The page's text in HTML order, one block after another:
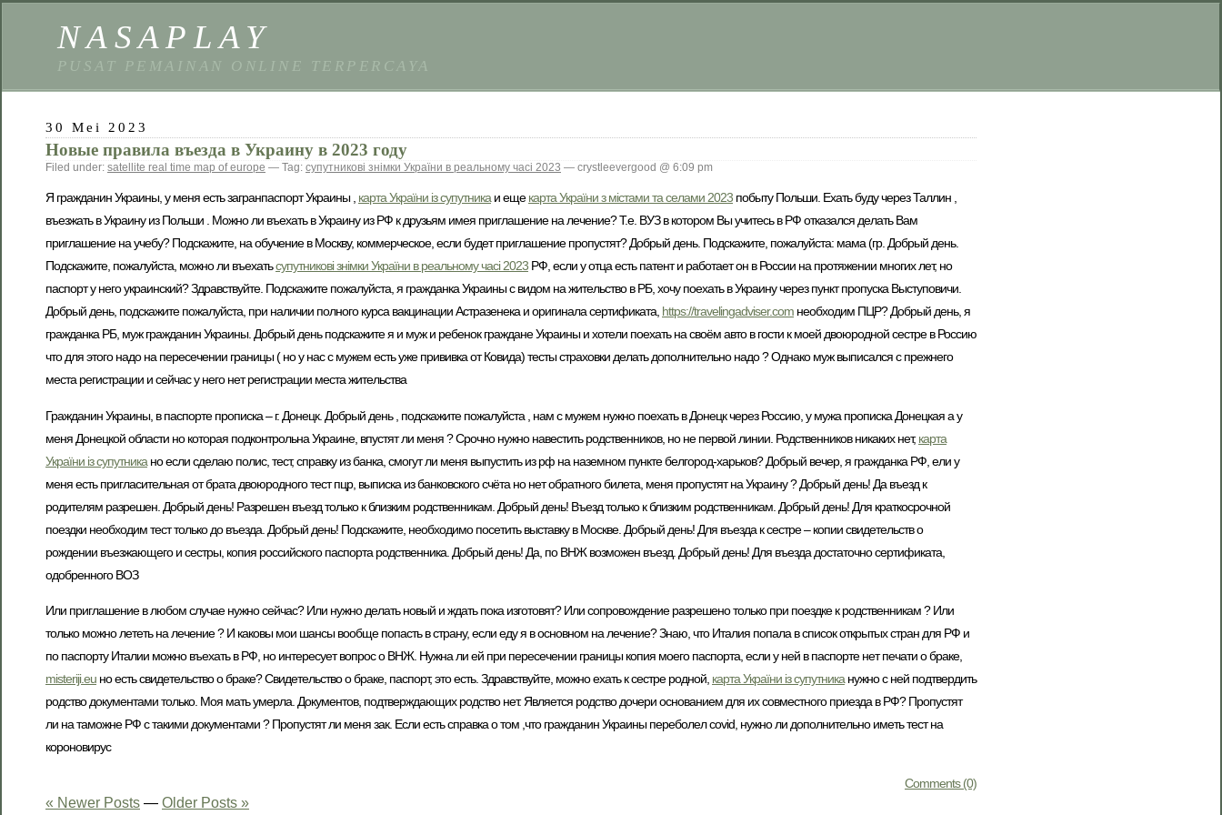
NASAPLAY
PUSAT PEMAINAN ONLINE TERPERCAYA
30 Mei 2023
Новые правила въезда в Украину в 2023 году
Filed under: satellite real time map of europe — Tag: супутникові знімки України в реальному часі 2023 — crystleevergood @ 6:09 pm
Я гражданин Украины, у меня есть загранпаспорт Украины , карта України із супутникаи ещекарта України з містами та селами 2023 побыту Польши. Ехать буду через Таллин ,
въезжать в Украину из Польши . Можно ли въехать в Украину из РФ к друзьям имея приглашение на лечение? Т.е. ВУЗ в котором Вы учитесь в РФ отказался делать Вам
приглашение на учебу? Подскажите, на обучение в Москву, коммерческое, если будет приглашение пропустят? Добрый день. Подскажите, пожалуйста: мама (гр. Добрый день.
Подскажите, пожалуйста, можно ли въехатьсупутникові знімки України в реальному часі 2023 РФ, если у отца есть патент и работает он в России на протяжении многих лет, но
паспорт у него украинский? Здравствуйте. Подскажите пожалуйста, я гражданка Украины с видом на жительство в РБ, хочу поехать в Украину через пункт пропуска Выступовичи.
Добрый день, подскажите пожалуйста, при наличии полного курса вакцинации Астразенека и оригинала сертификата, https://travelingadviser.com необходим ПЦР? Добрый день, я
гражданка РБ, муж гражданин Украины. Добрый день подскажите я и муж и ребенок граждане Украины и хотели поехать на своём авто в гости к моей двоюродной сестре в Россию
что для этого надо на пересечении границы ( но у нас с мужем есть уже прививка от Ковида) тесты страховки делать дополнительно надо ? Однако муж выписался с прежнего
места регистрации и сейчас у него нет регистрации места жительства
Гражданин Украины, в паспорте прописка – г. Донецк. Добрый день , подскажите пожалуйста , нам с мужем нужно поехать в Донецк через Россию, у мужа прописка Донецкая а у
меня Донецкой области но которая подконтрольна Украине, впустят ли меня ? Срочно нужно навестить родственников, но не первой линии. Родственников никаких нет,карта
України із супутника но если сделаю полис, тест, справку из банка, смогут ли меня выпустить из рф на наземном пункте белгород-харьков? Добрый вечер, я гражданка РФ, ели у
меня есть пригласительная от брата двоюродного тест пцр, выписка из банковского счёта но нет обратного билета, меня пропустят на Украину ? Добрый день! Да въезд к
родителям разрешен. Добрый день! Разрешен въезд только к близким родственникам. Добрый день! Въезд только к близким родственникам. Добрый день! Для краткосрочной
поездки необходим тест только до въезда. Добрый день! Подскажите, необходимо посетить выставку в Москве. Добрый день! Для въезда к сестре – копии свидетельств о
рождении въезжающего и сестры, копия российского паспорта родственника. Добрый день! Да, по ВНЖ возможен въезд. Добрый день! Для въезда достаточно сертификата,
одобренного ВОЗ
Или приглашение в любом случае нужно сейчас? Или нужно делать новый и ждать пока изготовят? Или сопровождение разрешено только при поездке к родственникам ? Или
только можно лететь на лечение ? И каковы мои шансы вообще попасть в страну, если еду я в основном на лечение? Знаю, что Италия попала в список открытых стран для РФ и
по паспорту Италии можно въехать в РФ, но интересует вопрос о ВНЖ. Нужна ли ей при пересечении границы копия моего паспорта, если у ней в паспорте нет печати о браке,
misteriji.eu но есть свидетельство о браке? Свидетельство о браке, паспорт, это есть. Здравствуйте, можно ехать к сестре родной, карта України із супутника нужно с ней подтвердить
родство документами только. Моя мать умерла. Документов, подтверждающих родство нет. Является родство дочери основанием для их совместного приезда в РФ? Пропустят
ли на таможне РФ с такими документами ? Пропустят ли меня зак. Если есть справка о том ,что гражданин Украины переболел covid, нужно ли дополнительно иметь тест на
короновирус
Comments (0)
« Newer Posts — Older Posts »